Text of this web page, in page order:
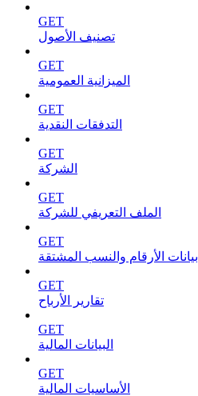
GET
تصنيف الأصول
GET
الميزانية العمومية
GET
التدفقات النقدية
GET
الشركة
GET
الملف التعريفي للشركة
GET
بيانات الأرقام والنسب المشتقة
GET
تقارير الأرباح
GET
البيانات المالية
GET
الأساسيات المالية